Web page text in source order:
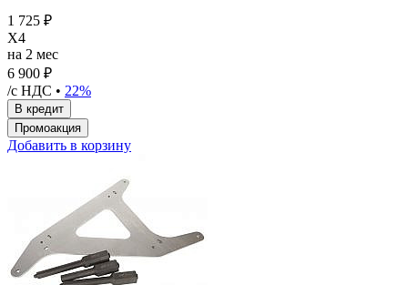
1 725 ₽
X4
на 2 мес
6 900 ₽
/с НДС • 22%
Добавить в корзину